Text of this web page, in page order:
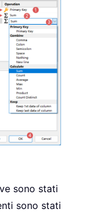
sono stati
sono stati